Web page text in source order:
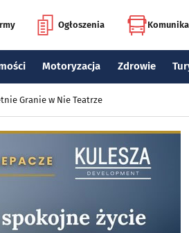
Ogłoszenia
Motoryzacja Zdrowie
Granie w Nie Teatrze